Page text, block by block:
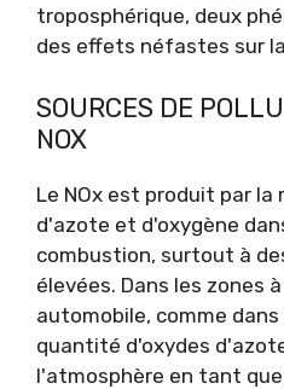
troposphérique, deux
des effets néfastes sur
SOURCES DE
NOX
Le NOx est produit par la
d'azote et d'oxygène
combustion, surtout à
élevées. Dans les zones
automobile, comme
quantité d'oxydes
l'atmosphère en tant